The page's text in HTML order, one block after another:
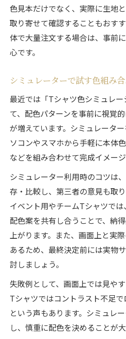
色見本だけでなく、実際に生地
取り寄せて確認することもおす
体で大量注文する場合は、事前
心です。
シミュレーターで試す色組み
最近では「Tシャツ色シミュレ
て、配色パターンを事前に視覚
が増えています。シミュレータ
ソコンやスマホから手軽に本体
などを組み合わせて完成イメージ
シミュレーター利用時のコツは
存・比較し、第三者の意見も取
イベント用やチームTシャツで
配色案を共有し合うことで、納
上がります。また、画面上と実
あるため、最終決定前には実物
討しましょう。
失敗例として、画面上では見や
Tシャツではコントラスト不足
という声もあります。シミュレ
し、慎重に配色を決めることが大